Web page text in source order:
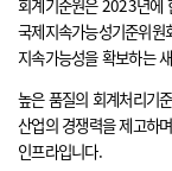
회계기준원은 2023년에
국제지속가능성기준위원
지속가능성을 확보하는
높은 품질의 회계처리기
산업의 경쟁력을 제고하
인프라입니다.